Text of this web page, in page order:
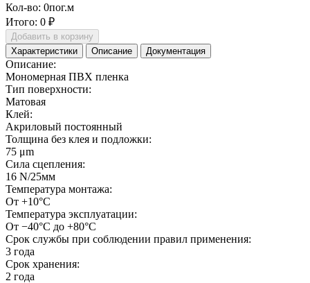
Кол-во: 0пог.м
Итого: 0 ₽
Добавить в корзину
Характеристики
Описание Документация
Описание:
Мономерная ПВХ пленка
Тип поверхности:
Матовая
Клей:
Акриловый постоянный
Толщина без клея и подложки:
75 μm
Сила сцепления:
16 N/25мм
Температура монтажа:
От +10°С
Температура эксплуатации:
От −40°С до +80°С
Срок службы при соблюдении правил применения:
3 года
Срок хранения:
2 года